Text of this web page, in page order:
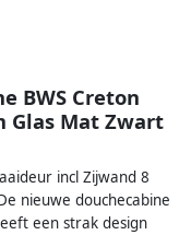
BWS Creton
Glas Mat Zwart
incl Zijwand 8
nieuwe douchecabine
een strak design